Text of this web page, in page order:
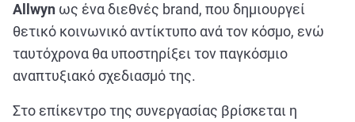
Allwyn ως ένα διεθνές brand, που δημιουργεί
θετικό κοινωνικό αντίκτυπο ανά τον κόσμο, ενώ
ταυτόχρονα θα υποστηρίξει τον παγκόσμιο
αναπτυξιακό σχεδιασμό της.
Στο επίκεντρο της συνεργασίας βρίσκεται η